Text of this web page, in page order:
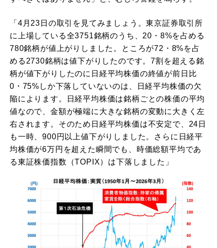
「4月23日の取引を見てみましょう。東京証券取引所
に上場している全3751銘柄のうち、20・8%を占める
780銘柄が値上がりしました。ところが72・8%を占
める2730銘柄は値下がりしたのです。7割を超える銘
柄が値下がりしたのに日経平均株価の終値が前日比
0・75%しか下落していないのは、日経平均株価の欠
陥によります。日経平均株価は銘柄ごとの株価の平均
値なので、金額が極端に大きな銘柄の変動に大きく左
右されます。そのため日経平均株価は不安定で、24日
も一時、900円以上値下がりしました。さらに日経平
均株価が6万円を超えた瞬間でも、時価総額平均であ
る東証株価指数（TOPIX）は下落しました」